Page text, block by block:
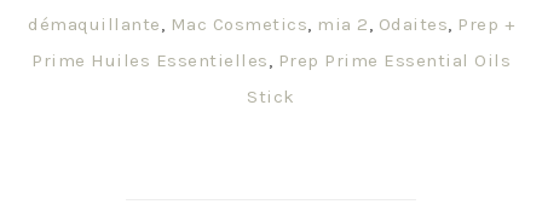
démaquillante, Mac Cosmetics, mia 2, Odaites, Prep +
Prime Huiles Essentielles, Prep Prime Essential Oils
Stick